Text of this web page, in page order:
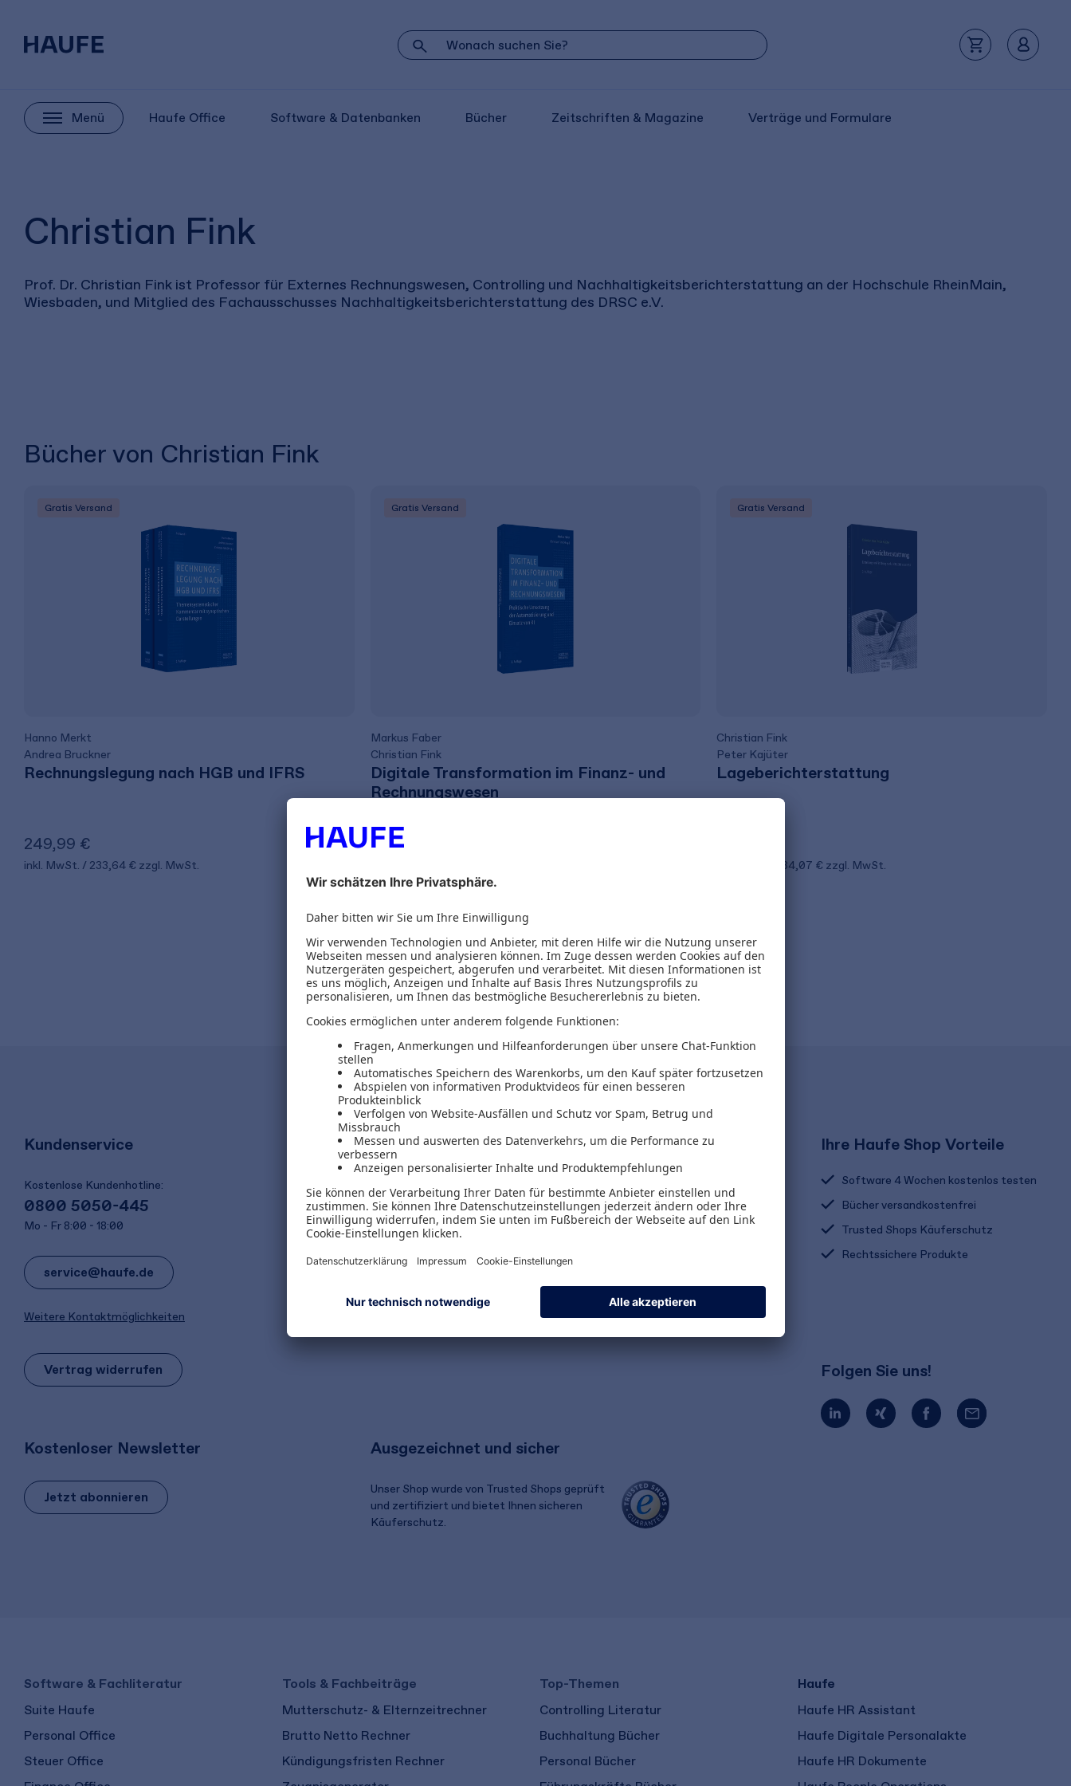
Menü Haufe Office Software & Datenbanken Bücher Zeitschriften & Magazine Verträge und Formulare
Christian Fink
Prof. Dr. Christian Fink ist Professor für Externes Rechnungswesen, Controlling und Nachhaltigkeitsberichterstattung an der Hochschule RheinMain,
Wiesbaden, und Mitglied des Fachausschusses Nachhaltigkeitsberichterstattung des DRSC e.V.
Bücher von Christian Fink
Gratis Versand
Hanno Merkt
Andrea Bruckner
Rechnungslegung nach HGB und IFRS
249,99 €
inkl. MwSt. 233,64 € zzgl. MwSt.
Gratis Versand
Markus Faber
Christian Fink
Digitale Transformation im Finanz- und
Rechnungswesen
59,99 €
Gratis Versand
Christian Fink
Peter Kajüter
Lageberichterstattung
84,07 € zzgl. MwSt.
Kundenservice
Kostenlose Kundenhotline:
0800 5050-445
Mo - Fr 8:00 - 18:00
service@haufe.de
Weitere Kontaktmöglichkeiten
Vertrag widerrufen
Versand & Zahlungsarten
Versandpauschalen
Kostenlose Rücksendungen
Kostenloser Newsletter
Jetzt abonnieren
Ausgezeichnet und sicher
Unser Shop wurde von Trusted Shops geprüft
und zertifiziert und bietet Ihnen sicheren
Käuferschutz.
Ihre Haufe Shop Vorteile
Software 4 Wochen kostenlos testen
Bücher versandkostenfrei
Trusted Shops Käuferschutz
Rechtssichere Produkte
Folgen Sie uns!
Software & Fachliteratur
Suite Haufe
Personal Office
Steuer Office
Tools & Fachbeiträge
Mutterschutz- & Elternzeitrechner
Brutto Netto Rechner
Kündigungsfristen Rechner
Top-Themen
Controlling Literatur
Buchhaltung Bücher
Personal Bücher
Haufe
Haufe HR Assistant
Haufe Digitale Personalakte
Haufe HR Dokumente